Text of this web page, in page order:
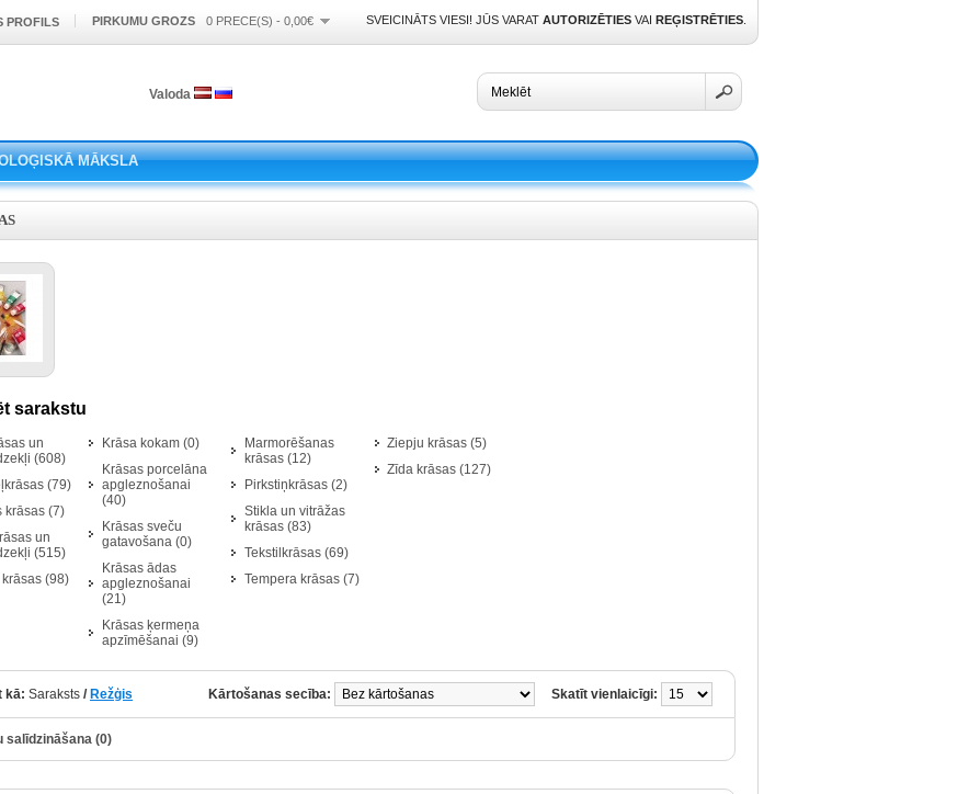
PROFILS PIRKUMU GROZS 0 PRECE(S) - 0,00€ SVEICINĀTS VIESI! JŪS VARAT AUTORIZĒTIES VAI REĢISTRĒTIES
Valoda
MĀKSLA
sarakstu
un
(608)
(79)
krāsas (7)
un
(515)
(98)
Krāsa kokam (0)
Krāsas porcelāna
apgleznošanai
(40)
Krāsas sveču
gatavošana (0)
Krāsas ādas
apgleznošanai
(21)
Krāsas ķermeņa
apzīmēšanai (9)
Marmorēšanas
krāsas (12)
Pirkstiņkrāsas (2)
Stikla un vitrāžas
krāsas (83)
Tekstilkrāsas (69)
Tempera krāsas (7)
Ziepju krāsas (5)
Zīda krāsas (127)
kā: Saraksts / Režģis Skatīt vienlaicīgi:
Kārtošanas secība:
salīdzināšana (0)